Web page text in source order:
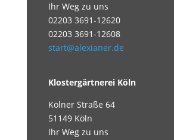
Ihr Weg zu uns
02203 3691-12620
02203 3691-12608
start@alexianer.de
Klostergärtnerei Köln
Kölner Straße 64
51149 Köln
Ihr Weg zu uns